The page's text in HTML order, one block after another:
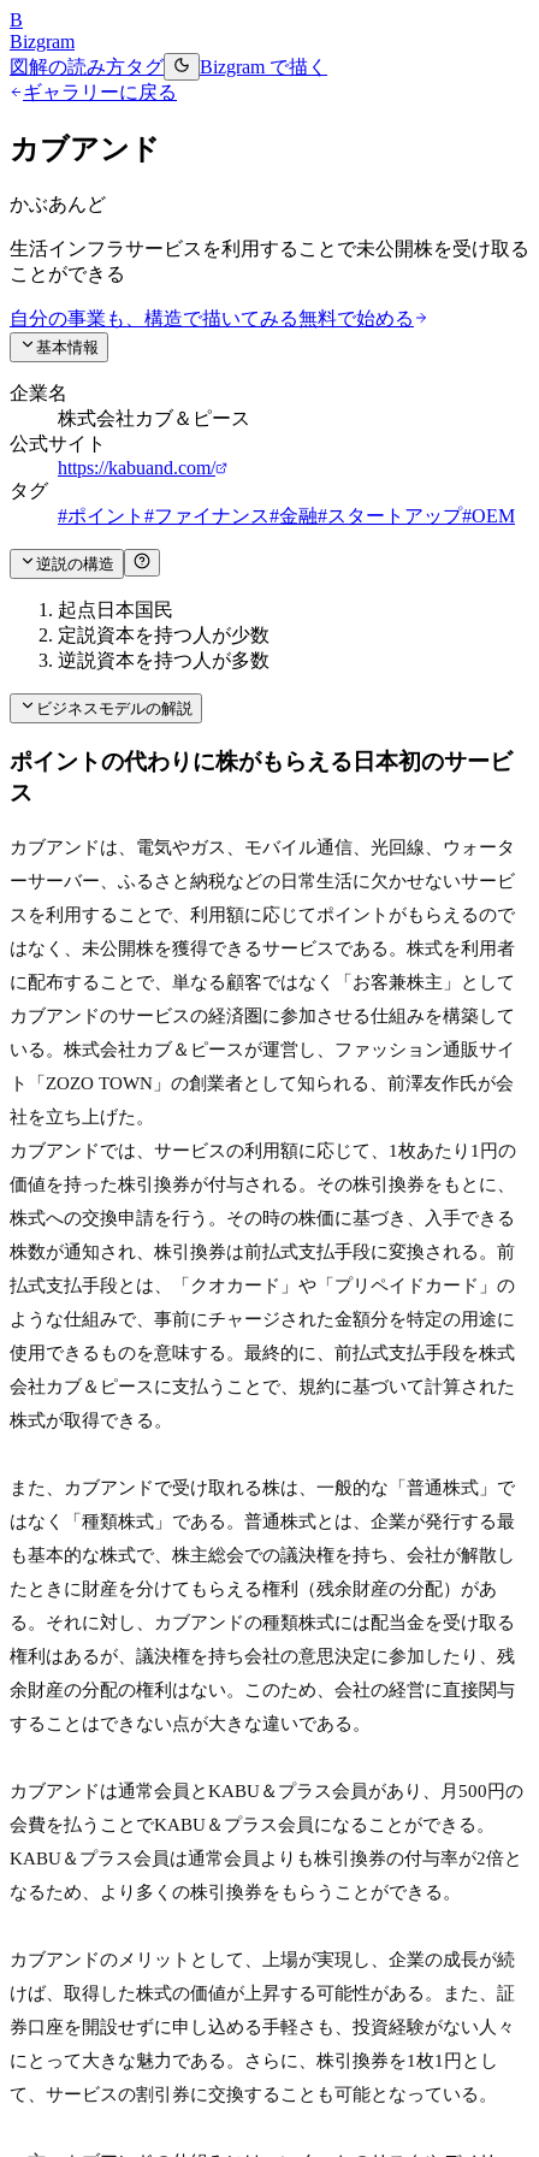
B
Bizgram
図解の読み方タグ
Bizgram で描く
ギャラリーに戻る
カブアンド
かぶあんど
生活インフラサービスを利用することで未公開株を受け取る
ことができる
自分の事業も、構造で描いてみる無料で始める
基本情報
企業名
株式会社カブ＆ピース
公式サイト
https://kabuand.com/
タグ
#ポイント #ファイナンス#金融#スタートアップ#OEM
逆説の構造
起点 日本国民
定説資本を持つ人が少数
逆説資本を持つ人が多数
ビジネスモデルの解説
ポイントの代わりに株がもらえる日本初のサービ
ス
カブアンドは、電気やガス、モバイル通信、光回線、ウォータ
ーサーバー、ふるさと納税などの日常生活に欠かせないサービ
スを利用することで、利用額に応じてポイントがもらえるので
はなく、未公開株を獲得できるサービスである。株式を利用者
に配布することで、単なる顧客ではなく「お客兼株主」として
カブアンドのサービスの経済圏に参加させる仕組みを構築して
いる。株式会社カブ＆ピースが運営し、ファッション通販サイ
ト「ZOZO TOWN」の創業者として知られる、前澤友作氏が会
社を立ち上げた。
カブアンドでは、サービスの利用額に応じて、1枚あたり1円の
価値を持った株引換券が付与される。その株引換券をもとに、
株式への交換申請を行う。その時の株価に基づき、入手できる
株数が通知され、株引換券は前払式支払手段に変換される。前
払式支払手段とは、「クオカード」や「プリペイドカード」の
ような仕組みで、事前にチャージされた金額分を特定の用途に
使用できるものを意味する。最終的に、前払式支払手段を株式
会社カブ＆ピースに支払うことで、規約に基づいて計算された
株式が取得できる。
また、カブアンドで受け取れる株は、一般的な「普通株式」で
はなく「種類株式」である。普通株式とは、企業が発行する最
も基本的な株式で、株主総会での議決権を持ち、会社が解散し
たときに財産を分けてもらえる権利（残余財産の分配）があ
る。それに対し、カブアンドの種類株式には配当金を受け取る
権利はあるが、議決権を持ち会社の意思決定に参加したり、残
余財産の分配の権利はない。このため、会社の経営に直接関与
することはできない点が大きな違いである。
カブアンドは通常会員とKABU＆プラス会員があり、月500円の
会費を払うことでKABU＆プラス会員になることができる。
KABU＆プラス会員は通常会員よりも株引換券の付与率が2倍と
なるため、より多くの株引換券をもらうことができる。
カブアンドのメリットとして、上場が実現し、企業の成長が続
けば、取得した株式の価値が上昇する可能性がある。また、証
券口座を開設せずに申し込める手軽さも、投資経験がない人々
にとって大きな魅力である。さらに、株引換券を1枚1円とし
て、サービスの割引券に交換することも可能となっている。